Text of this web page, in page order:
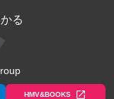
る
HMV&BOOKS